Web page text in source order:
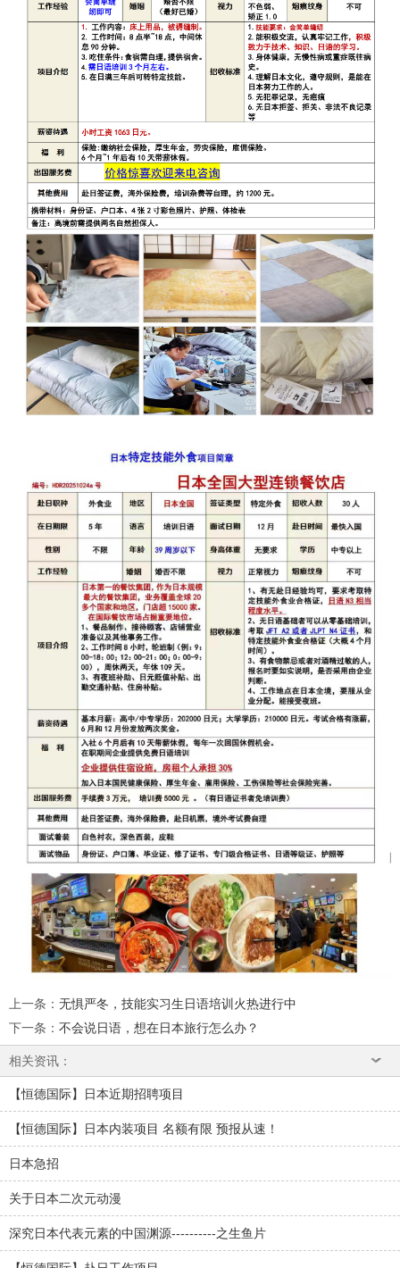
上一条 ： 无惧严冬，技能实习生日语培训火热进行中
下一条 ： 不会说日语，想在日本旅行怎么办？
相关资讯：
【恒德国际】日本近期招聘项目
【恒德国际】日本内装项目 名额有限 预报从速！
日本急招
关于日本二次元动漫
深究日本代表元素的中国渊源----------之生鱼片